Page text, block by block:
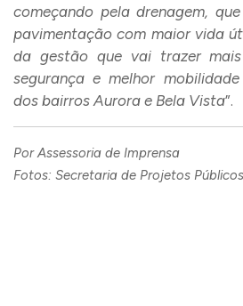
começando pela drenagem,
pavimentação com maior vida
da gestão que vai trazer
segurança e melhor
dos bairros Aurora e Bela Vista”.
Por Assessoria de Imprensa
Fotos: Secretaria de Projetos Públicos